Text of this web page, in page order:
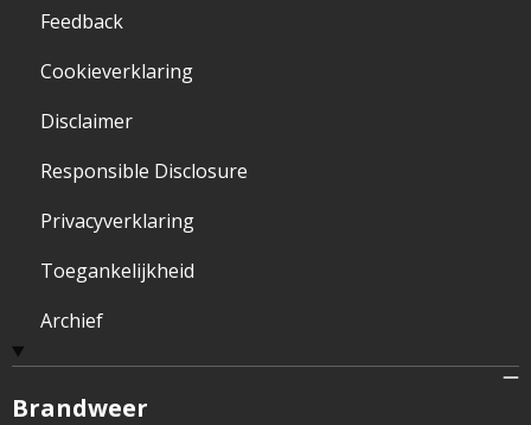
Feedback
Cookieverklaring
Disclaimer
Responsible Disclosure
Privacyverklaring
Toegankelijkheid
Archief
Brandweer